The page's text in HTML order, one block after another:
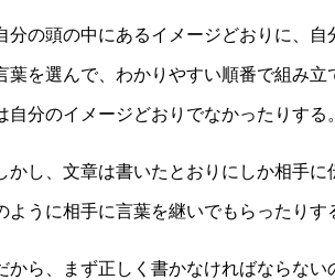
分の頭の中にあるイメージどおりに、
葉を選んで、わかりやすい順番で組み
自分のイメージどおりでなかったりする。
かし、文章は書いたとおりにしか相手
ように相手に言葉を継いでもらったりす
から、まず正しく書かなければならな